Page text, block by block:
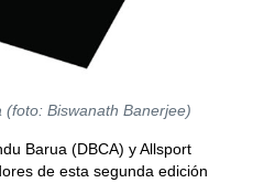
Biswanath Banerjee)
Barua (DBCA) y Allsport
de esta segunda edición